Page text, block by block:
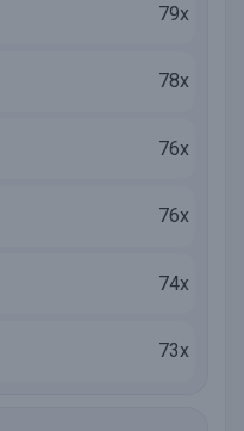
79x
78x
76x
76x
74x
73x